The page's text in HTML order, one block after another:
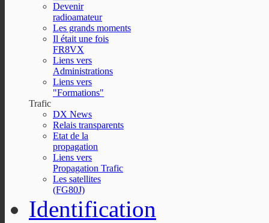
Devenir
radioamateur
Les grands moments
Il était une fois
FR8VX
Liens vers
Administrations
Liens vers
"Formations"
Trafic
DX News
Relais transparents
Etat de la
propagation
Liens vers
Propagation Trafic
Les satellites
(FG80J)
Identification